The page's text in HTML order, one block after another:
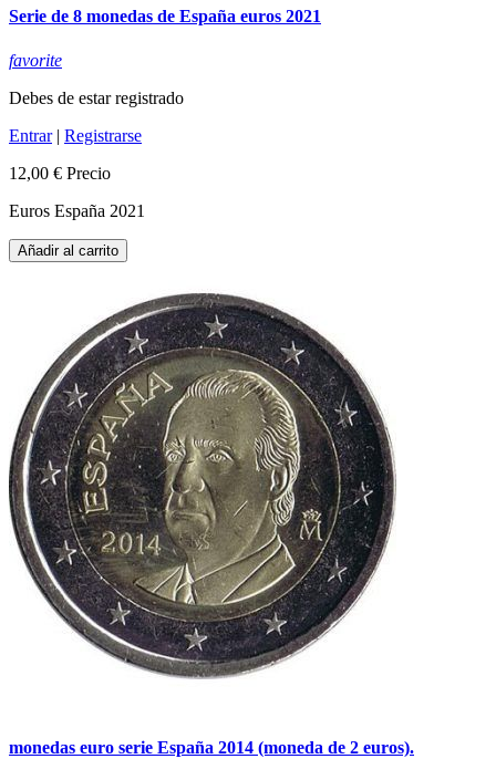
Serie de 8 monedas de España euros 2021
favorite
Debes de estar registrado
Entrar| Registrarse
12,00 € Precio
Euros España 2021
Añadir al carrito
monedas euro serie España 2014 (moneda de 2 euros).